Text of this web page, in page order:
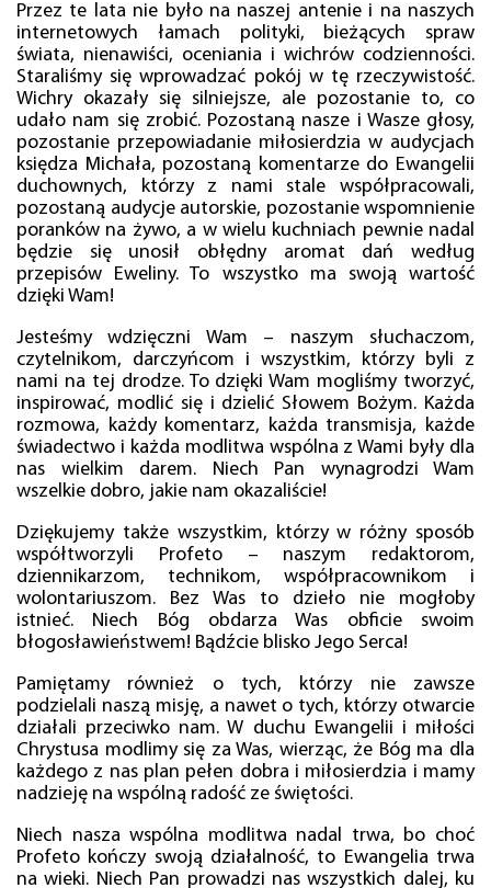
Przez te lata nie było na naszej antenie i na naszych
internetowych łamach polityki, bieżących spraw
świata, nienawiści, oceniania i wichrów codzienności.
Staraliśmy się wprowadzać pokój w tę rzeczywistość.
Wichry okazały się silniejsze, ale pozostanie to, co
udało nam się zrobić. Pozostaną nasze i Wasze głosy,
pozostanie przepowiadanie miłosierdzia w audycjach
księdza Michała, pozostaną komentarze do Ewangelii
duchownych, którzy z nami stale współpracowali,
pozostaną audycje autorskie, pozostanie wspomnienie
poranków na żywo, a w wielu kuchniach pewnie nadal
będzie się unosił obłędny aromat dań według
przepisów Eweliny. To wszystko ma swoją wartość
dzięki Wam!
Jesteśmy wdzięczni Wam – naszym słuchaczom,
czytelnikom, darczyńcom i wszystkim, którzy byli z
nami na tej drodze. To dzięki Wam mogliśmy tworzyć,
inspirować, modlić się i dzielić Słowem Bożym. Każda
rozmowa, każdy komentarz, każda transmisja, każde
świadectwo i każda modlitwa wspólna z Wami były dla
nas wielkim darem. Niech Pan wynagrodzi Wam
wszelkie dobro, jakie nam okazaliście!
Dziękujemy także wszystkim, którzy w różny sposób
współtworzyli Profeto – naszym redaktorom,
dziennikarzom, technikom, współpracownikom i
wolontariuszom. Bez Was to dzieło nie mogłoby
istnieć. Niech Bóg obdarza Was obficie swoim
błogosławieństwem! Bądźcie blisko Jego Serca!
Pamiętamy również o tych, którzy nie zawsze
podzielali naszą misję, a nawet o tych, którzy otwarcie
działali przeciwko nam. W duchu Ewangelii i miłości
Chrystusa modlimy się za Was, wierząc, że Bóg ma dla
każdego z nas plan pełen dobra i miłosierdzia i mamy
nadzieję na wspólną radość ze świętości.
Niech nasza wspólna modlitwa nadal trwa, bo choć
Profeto kończy swoją działalność, to Ewangelia trwa
na wieki. Niech Pan prowadzi nas wszystkich dalej, ku